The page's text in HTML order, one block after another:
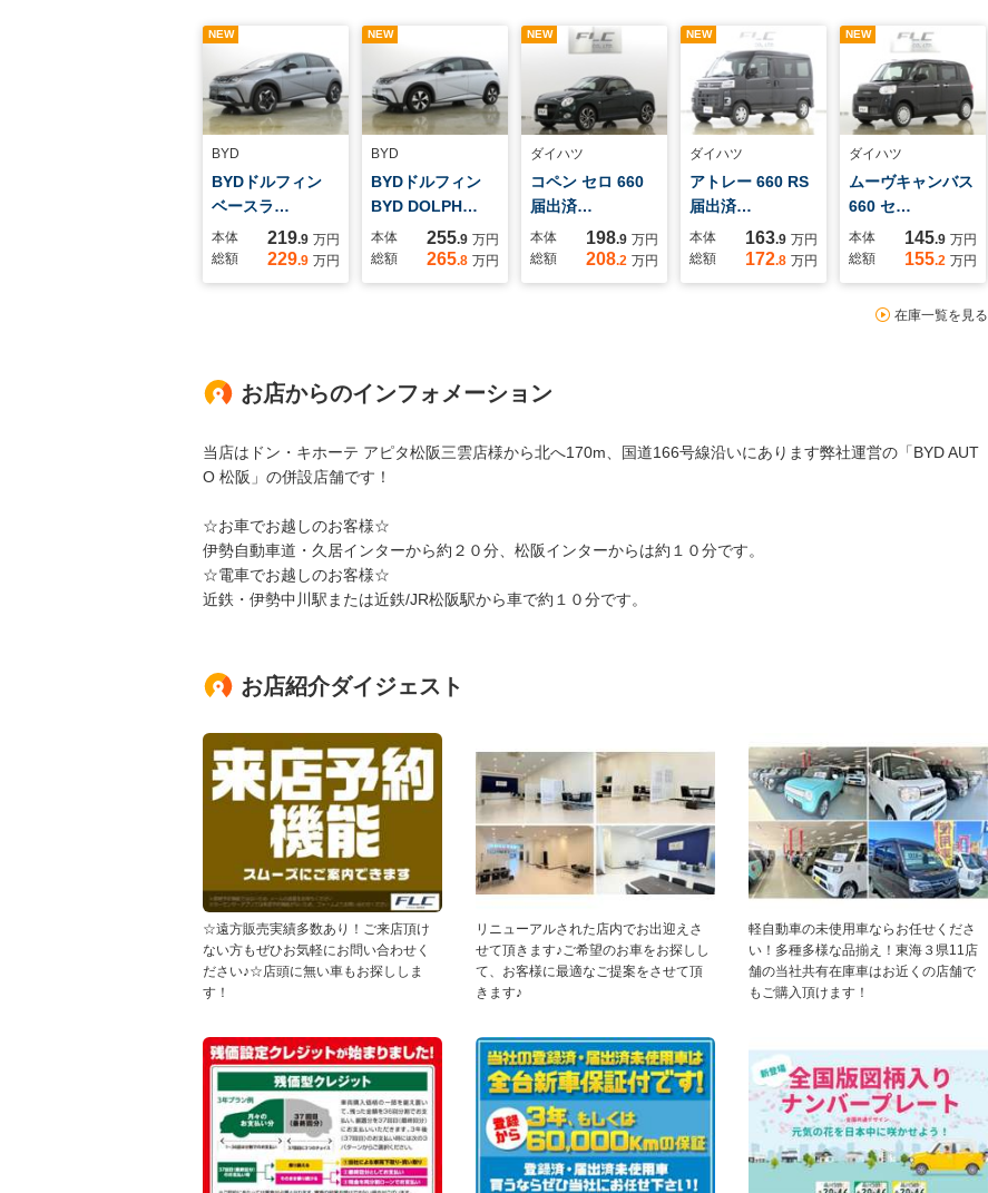
NEW
BYD
BYDドルフィン
ベースラ…
本体 219.9 万円
総額
229.9 万円
NEW
BYD
BYDドルフィン
BYD DOLPH…
本体 255.9 万円
総額
265.8 万円
NEW
ダイハツ
コペン セロ 660
届出済…
本体 198.9 万円
総額
208.2 万円
NEW
ダイハツ
アトレー 660 RS
届出済…
本体 163.9 万円
総額
172.8 万円
NEW
ダイハツ
ムーヴキャンバス
660 セ…
本体 145.9 万円
総額
155.2 万円
在庫一覧を見る
お店からのインフォメーション
当店はドン・キホーテ アピタ松阪三雲店様から北へ170m、国道166号線沿いにあります弊社運営の「BYD AUT
O 松阪」の併設店舗です！
☆お車でお越しのお客様☆
伊勢自動車道・久居インターから約２０分、松阪インターからは約１０分です。
☆電車でお越しのお客様☆
近鉄・伊勢中川駅または近鉄/JR松阪駅から車で約１０分です。
お店紹介ダイジェスト
☆遠方販売実績多数あり！ご来店頂け
ない方もぜひお気軽にお問い合わせく
ださい♪☆店頭に無い車もお探ししま
す！
リニューアルされた店内でお出迎えさ
せて頂きます♪ご希望のお車をお探しし
て、お客様に最適なご提案をさせて頂
きます♪
軽自動車の未使用車ならお任せくださ
い！多種多様な品揃え！東海３県11店
舗の当社共有在庫車はお近くの店舗で
もご購入頂けます！